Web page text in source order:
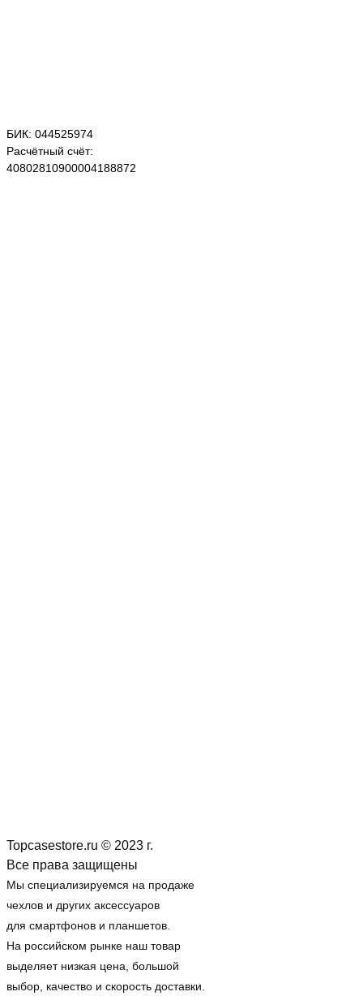
БИК: 044525974
Расчётный счёт:
40802810900004188872
Topcasestore.ru © 2023 г.
Все права защищены
Мы специализируемся на продаже
чехлов и других аксессуаров
для смартфонов и планшетов.
На российском рынке наш товар
выделяет низкая цена, большой
выбор, качество и скорость доставки.